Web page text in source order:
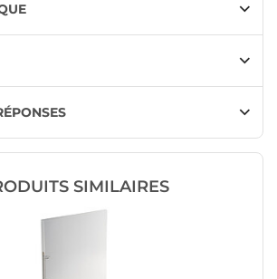
SIMILAIRES